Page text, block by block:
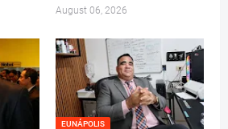
August 06, 2026
EUNÁPOLIS